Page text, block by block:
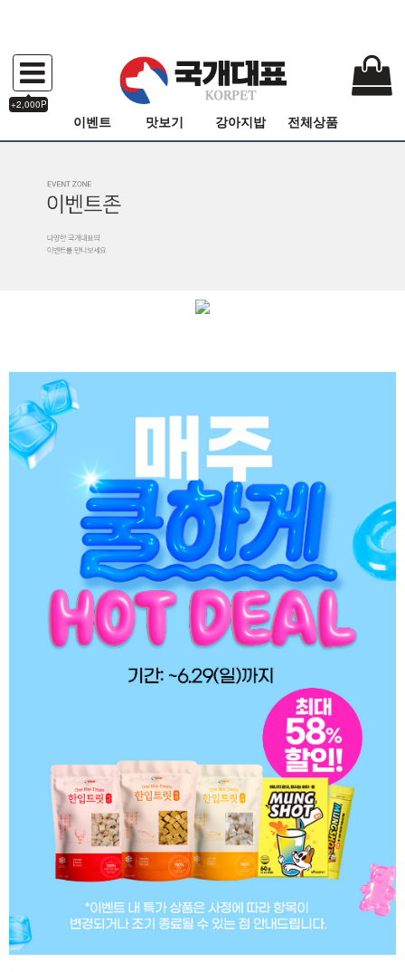
+2,000P
이벤트 맛보기 강아지밥 전체상품